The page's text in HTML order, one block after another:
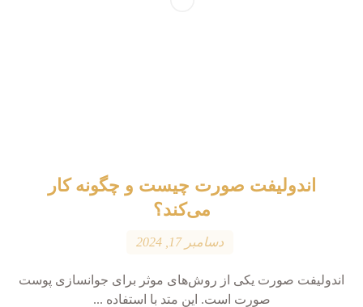
اندولیفت صورت چیست و چگونه کار
می‌کند؟
دسامبر 17, 2024
اندولیفت صورت یکی از روش‌های موثر برای جوانسازی پوست
صورت است. این متد با استفاده ...